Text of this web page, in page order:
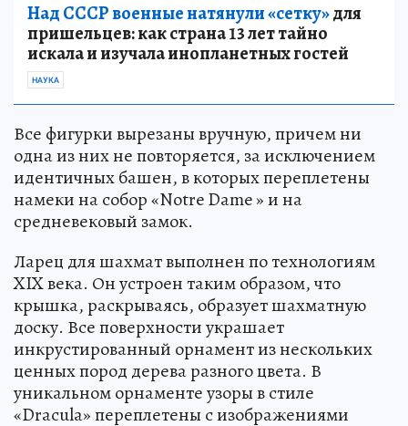
Над СССР военные натянули «сетку»для
пришельцев: как страна 13 лет тайно
искала и изучала инопланетных гостей
НАУКА
Все фигурки вырезаны вручную, причем ни
одна из них не повторяется, за исключением
идентичных башен, в которых переплетены
намеки на собор «Notre Dame » и на
средневековый замок.
Ларец для шахмат выполнен по технологиям
XIX века. Он устроен таким образом, что
крышка, раскрываясь, образует шахматную
доску. Все поверхности украшает
инкрустированный орнамент из нескольких
ценных пород дерева разного цвета. В
уникальном орнаменте узоры в стиле
«Dracula» переплетены с изображениями